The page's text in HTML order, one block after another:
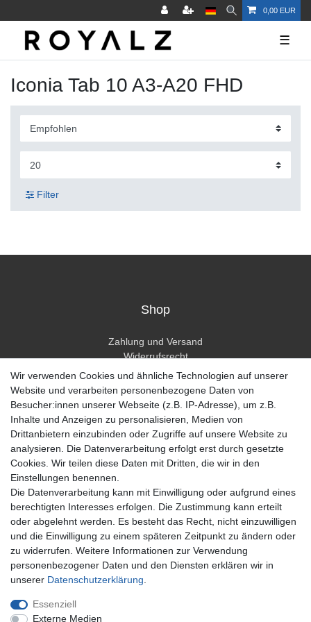
0,00 EUR
☰
Iconia Tab 10 A3-A20 FHD
Filter
Shop
Zahlung und Versand
Widerrufsrecht
Widerrufsformular
Hilfe
Mein Konto
Registrieren
Anmelden
Unternehmen
Kontakt
Datenschutzerklärung
AGB Kundeninformationen
Impressum
Zahlung und Versand
Wir verwenden Cookies und ähnliche Technologien auf unserer
Website und verarbeiten personenbezogene Daten von
Besucher:innen unserer Webseite (z.B. IP-Adresse), um z.B.
Inhalte und Anzeigen zu personalisieren, Medien von
Drittanbietern einzubinden oder Zugriffe auf unsere Website zu
analysieren. Die Datenverarbeitung erfolgt erst durch gesetzte
Cookies. Wir teilen diese Daten mit Dritten, die wir in den
Einstellungen benennen.
Die Datenverarbeitung kann mit Einwilligung oder aufgrund eines
berechtigten Interesses erfolgen. Die Zustimmung kann erteilt
oder abgelehnt werden. Es besteht das Recht, nicht einzuwilligen
und die Einwilligung zu einem späteren Zeitpunkt zu ändern oder
zu widerrufen. Weitere Informationen zur Verwendung
personenbezogener Daten und den Diensten erklären wir in
unserer Daten­schutz­erklärung
Essenziell
Externe Medien